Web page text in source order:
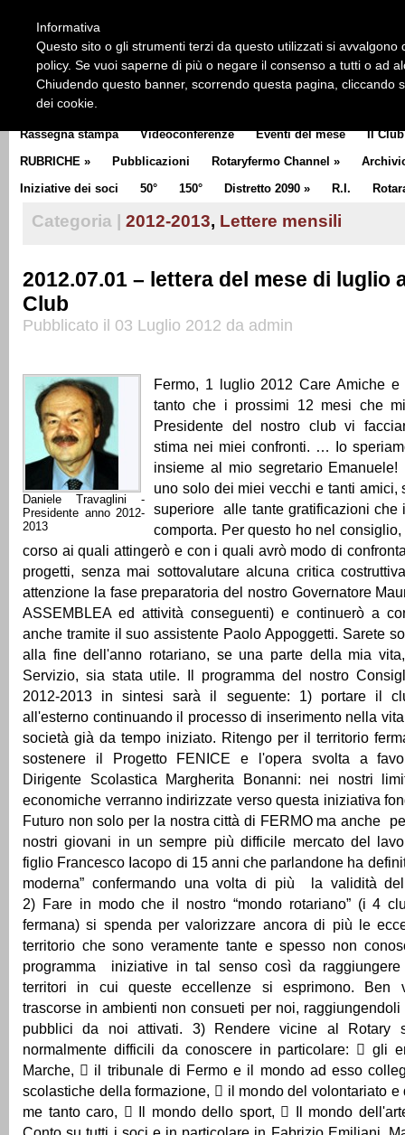
CLUB COMMUNICATOR
Rassegna stampa Videoconferenze Eventi del mese Il Club
RUBRICHE » Pubblicazioni Rotaryfermo Channel »
Iniziative dei soci
50° 150° Distretto 2090 » R.I.
Categoria | 2012-2013, Lettere mensili
2012.07.01 – lettera del mese di luglio
Club
Pubblicato il 03 Luglio 2012 da admin
Daniele Travaglini -
Presidente anno 2012-
2013
Fermo, 1 luglio 2012 Care Amiche e
tanto che i prossimi 12 mesi che
Presidente del nostro club vi
stima nei miei confronti. … Io
insieme al mio segretario Emanuele!
uno solo dei miei vecchi e tanti amici,
superiore alle tante gratificazioni che
comporta. Per questo ho nel
corso ai quali attingerò e con i quali avrò modo di
progetti, senza mai sottovalutare alcuna critica
attenzione la fase preparatoria del nostro Governatore
ASSEMBLEA ed attività conseguenti) e continuerò a
anche tramite il suo assistente Paolo Appoggetti. Sarete
alla fine dell'anno rotariano, se una parte della mia
Servizio, sia stata utile. Il programma del nostro
2012-2013 in sintesi sarà il seguente: 1) portare il
all'esterno continuando il processo di inserimento nella
società già da tempo iniziato. Ritengo per il territorio
sostenere il Progetto FENICE e l'opera svolta a
Dirigente Scolastica Margherita Bonanni: nei nostri
economiche verranno indirizzate verso questa iniziativa
Futuro non solo per la nostra città di FERMO ma anche
nostri giovani in un sempre più difficile mercato del
figlio Francesco Iacopo di 15 anni che parlandone ha
moderna” confermando una volta di più la validità
2) Fare in modo che il nostro “mondo rotariano” (i 4
fermana) si spenda per valorizzare ancora di più le
territorio che sono veramente tante e spesso non
programma iniziative in tal senso così da
territori in cui queste eccellenze si esprimono. Ben
trascorse in ambienti non consueti per noi,
pubblici da noi attivati. 3) Rendere vicine al Rotary
normalmente difficili da conoscere in particolare:  gli
Marche,  il tribunale di Fermo e il mondo ad esso
scolastiche della formazione,  il mondo del volontariato
me tanto caro,  Il mondo dello sport,  Il mondo
Informativa
Questo sito o gli strumenti terzi da questo utilizzati si
policy. Se vuoi saperne di più o negare il consenso a tutti o ad
Chiudendo questo banner, scorrendo questa pagina, cliccando
dei cookie.